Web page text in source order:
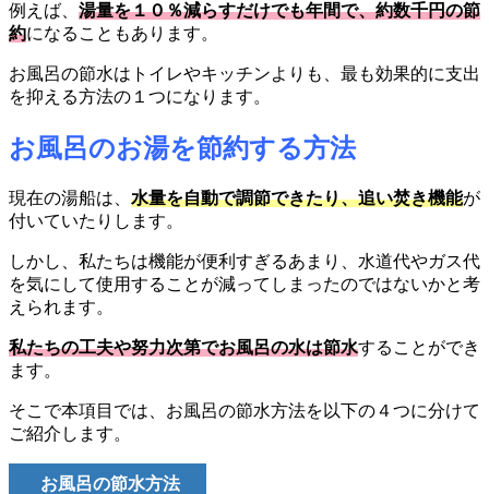
例えば、 湯量を１０％減らすだけでも年間で、約数千円の節
約になることもあります。
お風呂の節水はトイレやキッチンよりも、最も効果的に支出
を抑える方法の１つになります。
お風呂のお湯を節約する方法
現在の湯船は、 水量を自動で調節できたり、追い焚き機能が
付いていたりします。
しかし、私たちは機能が便利すぎるあまり、水道代やガス代
を気にして使用することが減ってしまったのではないかと考
えられます。
私たちの工夫や努力次第でお風呂の水は節水することができ
ます。
そこで本項目では、お風呂の節水方法を以下の４つに分けて
ご紹介します。
お風呂の節水方法